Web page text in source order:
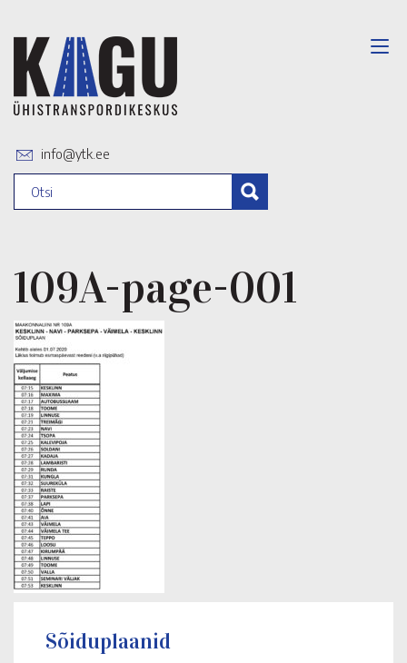
info@ytk.ee
109A-page-001
Sõiduplaanid